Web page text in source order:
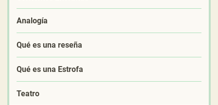
Analogía
Qué es una reseña
Qué es una Estrofa
Teatro